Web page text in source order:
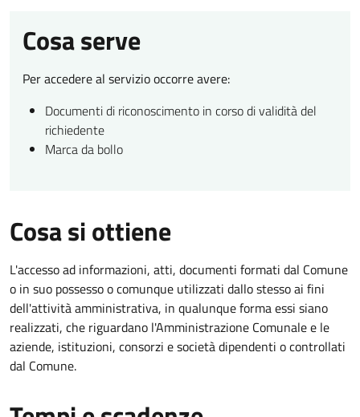
Cosa serve
Per accedere al servizio occorre avere:
Documenti di riconoscimento in corso di validità del
richiedente
Marca da bollo
Cosa si ottiene
L'accesso ad informazioni, atti, documenti formati dal Comune
o in suo possesso o comunque utilizzati dallo stesso ai fini
dell'attività amministrativa, in qualunque forma essi siano
realizzati, che riguardano l'Amministrazione Comunale e le
aziende, istituzioni, consorzi e società dipendenti o controllati
dal Comune.